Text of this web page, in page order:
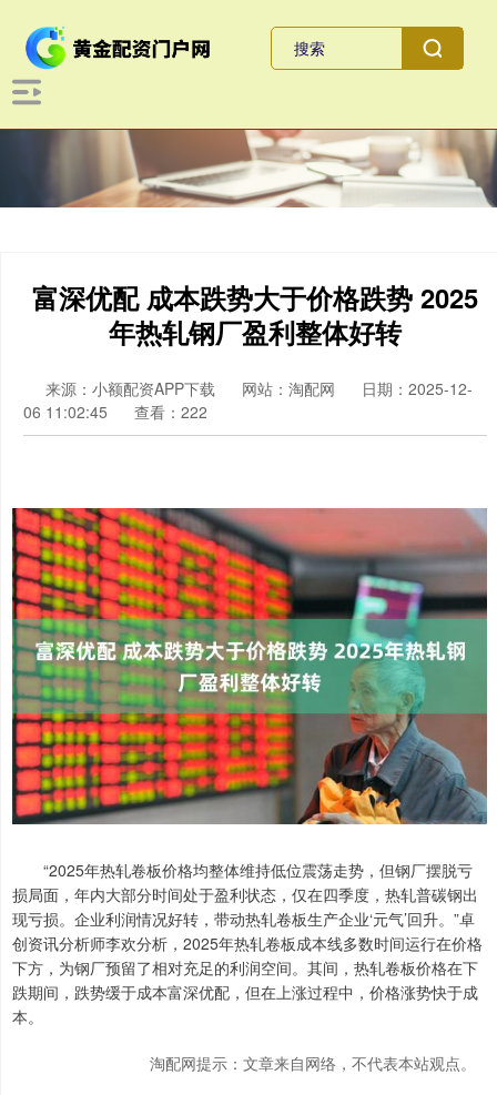
富深优配 成本跌势大于价格跌势 2025
年热轧钢厂盈利整体好转
来源：小额配资APP下载 网站：淘配网
日期：2025-12-
06 11:02:45
查看：222
“2025年热轧卷板价格均整体维持低位震荡走势，但钢厂摆脱亏
损局面，年内大部分时间处于盈利状态，仅在四季度，热轧普碳钢出
现亏损。企业利润情况好转，带动热轧卷板生产企业‘元气’回升。”卓
创资讯分析师李欢分析，2025年热轧卷板成本线多数时间运行在价格
下方，为钢厂预留了相对充足的利润空间。其间，热轧卷板价格在下
跌期间，跌势缓于成本富深优配，但在上涨过程中，价格涨势快于成
本。
淘配网提示：文章来自网络，不代表本站观点。